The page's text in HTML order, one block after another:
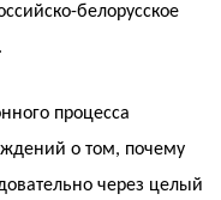
белорусское
процесса
о том, почему
через целый